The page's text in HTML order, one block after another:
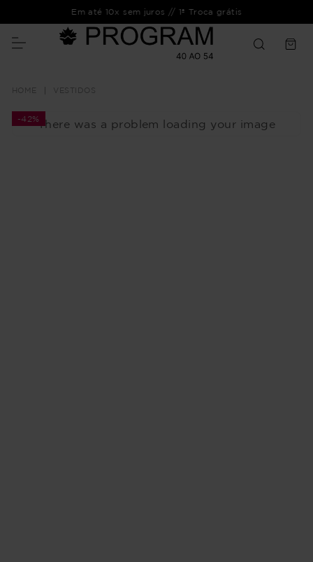
Em até 10x sem juros // 1ª Troca grátis
VESTIDOS
There was a problem loading your image
-42%